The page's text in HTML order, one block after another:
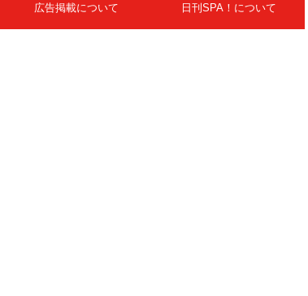
広告掲載について 日刊SPA！について